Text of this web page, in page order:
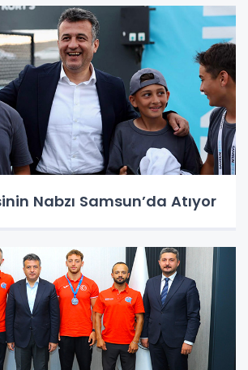
Nabzı Samsun’da Atıyor